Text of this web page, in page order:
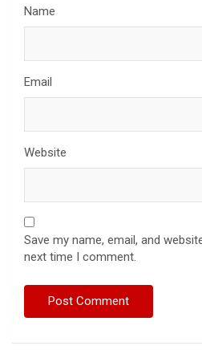
Name
Email
Website
Save my name, email, and
next time I comment.